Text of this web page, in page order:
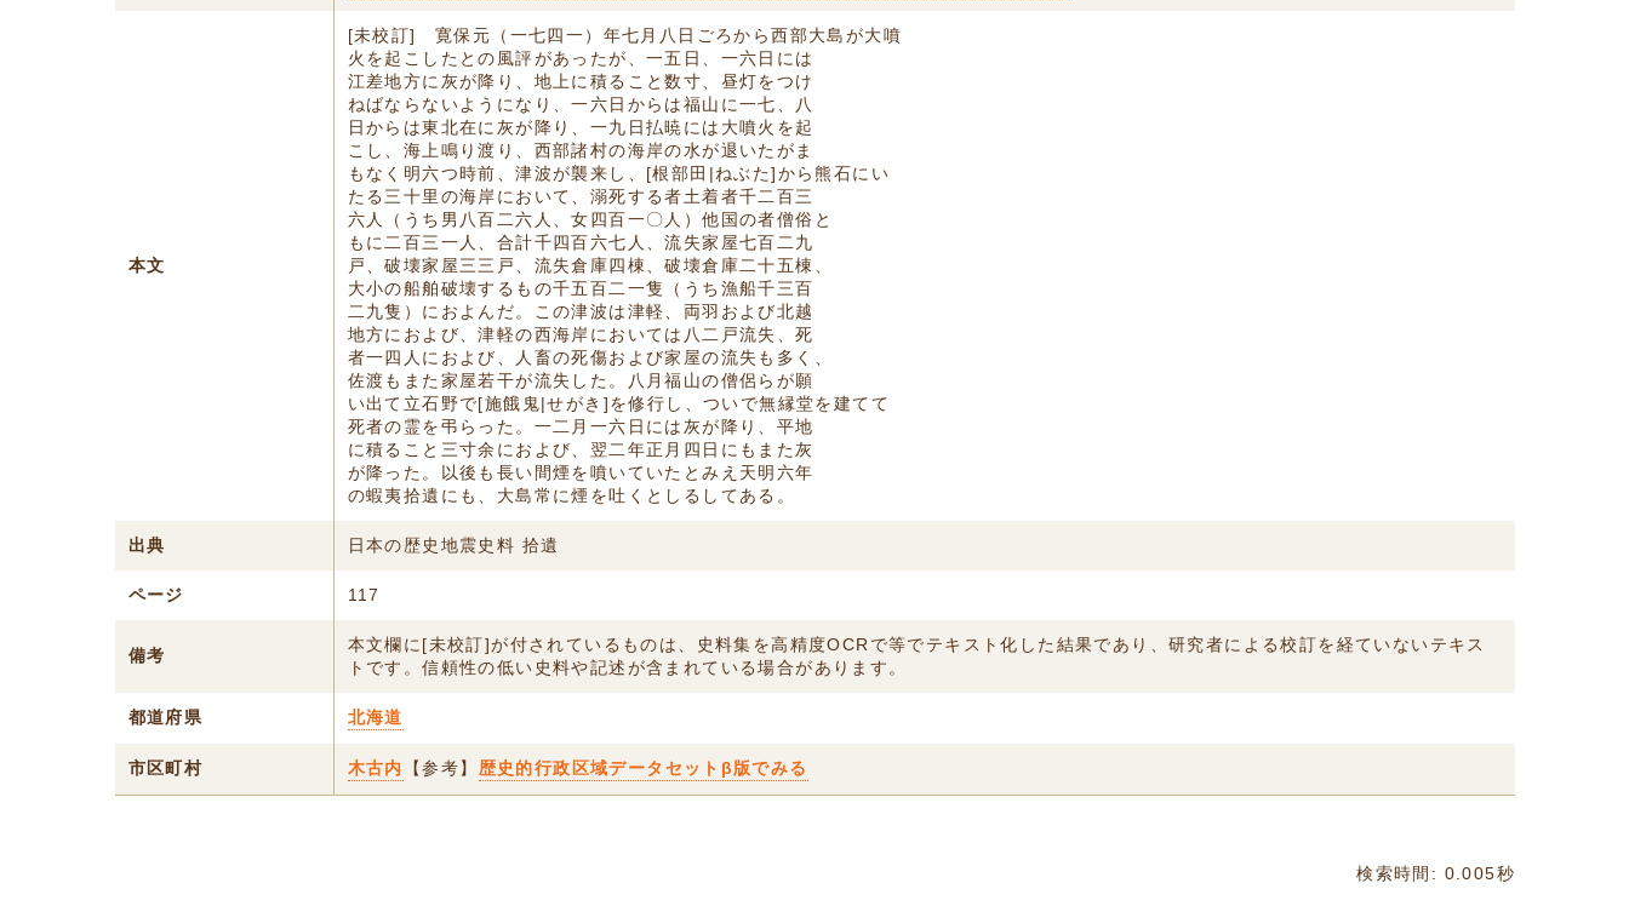
本文
[未校訂] 寛保元（一七四一）年七月八日ごろから西部大島が大噴
火を起こしたとの風評があったが、一五日、一六日には
江差地方に灰が降り、地上に積ること数寸、昼灯をつけ
ねばならないようになり、一六日からは福山に一七、八
日からは東北在に灰が降り、一九日払暁には大噴火を起
こし、海上鳴り渡り、西部諸村の海岸の水が退いたがま
もなく明六つ時前、津波が襲来し、[根部田|ねぶた]から熊石にい
たる三十里の海岸において、溺死する者土着者千二百三
六人（うち男八百二六人、女四百一〇人）他国の者僧俗と
もに二百三一人、合計千四百六七人、流失家屋七百二九
戸、破壊家屋三三戸、流失倉庫四棟、破壊倉庫二十五棟、
大小の船舶破壊するもの千五百二一隻（うち漁船千三百
二九隻）におよんだ。この津波は津軽、両羽および北越
地方におよび、津軽の西海岸においては八二戸流失、死
者一四人におよび、人畜の死傷および家屋の流失も多く、
佐渡もまた家屋若干が流失した。八月福山の僧侶らが願
い出て立石野で[施餓鬼|せがき]を修行し、ついで無縁堂を建てて
死者の霊を弔らった。一二月一六日には灰が降り、平地
に積ること三寸余におよび、翌二年正月四日にもまた灰
が降った。以後も長い間煙を噴いていたとみえ天明六年
の蝦夷拾遺にも、大島常に煙を吐くとしるしてある。
出典 日本の歴史地震史料 拾遺
ページ 117
備考
本文欄に[未校訂]が付されているものは、史料集を高精度OCRで等でテキスト化した結果であり、研究者による校訂を経ていないテキス
トです。信頼性の低い史料や記述が含まれている場合があります。
都道府県 北海道
市区町村 木古内 【参考】 歴史的行政区域データセットβ版でみる
検索時間: 0.005秒